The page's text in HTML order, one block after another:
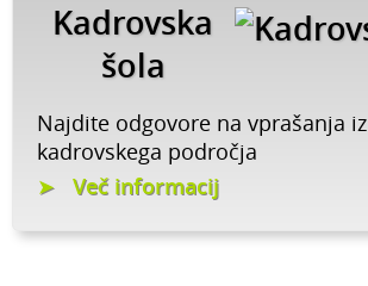
Kadrovska
šola
Najdite odgovore na vprašanja iz
kadrovskega področja
Več informacij